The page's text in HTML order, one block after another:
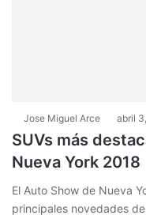
Jose Miguel Arce abril
SUVs más
Nueva York 2018
El Auto Show de Nueva
principales novedades